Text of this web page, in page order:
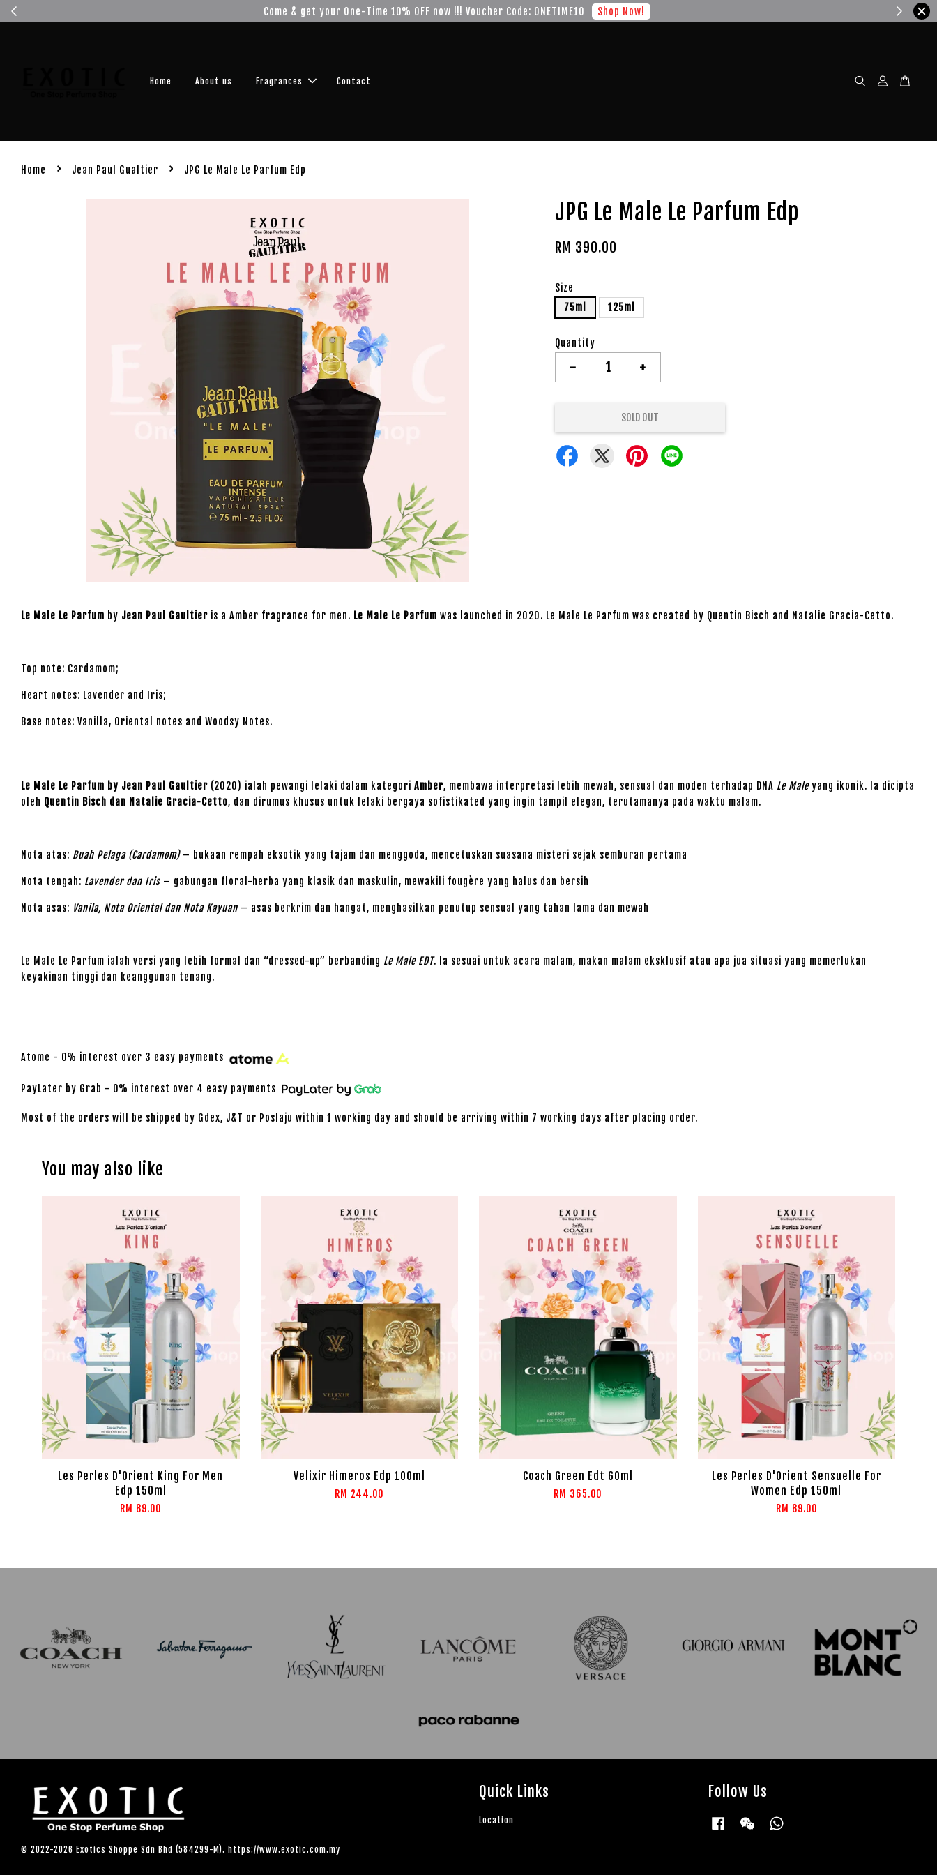
Come & get your One-Time 10% OFF now !!! Voucher Code: ONETIME10 Shop Now!
Home About us Fragrances Contact
Home › Jean Paul Gualtier › JPG Le Male Le Parfum Edp
JPG Le Male Le Parfum Edp
RM 390.00
Size
75ml
125ml
Quantity
- +
SOLD OUT
Le Male Le Parfum by Jean Paul Gaultier is a Amber fragrance for men. Le Male Le Parfum was launched in 2020. Le Male Le Parfum was created by Quentin Bisch and Natalie Gracia-Cetto.
Top note: Cardamom;
Heart notes: Lavender and Iris;
Base notes: Vanilla, Oriental notes and Woodsy Notes.
Le Male Le Parfum by Jean Paul Gaultier (2020) ialah pewangi lelaki dalam kategori Amber, membawa interpretasi lebih mewah, sensual dan moden terhadap DNA Le Maleyang ikonik. Ia dicipta
oleh Quentin Bisch dan Natalie Gracia-Cetto, dan dirumus khusus untuk lelaki bergaya sofistikated yang ingin tampil elegan, terutamanya pada waktu malam.
Nota atas: Buah Pelaga (Cardamom)– bukaan rempah eksotik yang tajam dan menggoda, mencetuskan suasana misteri sejak semburan pertama
Nota tengah: Lavender dan Iris – gabungan floral-herba yang klasik dan maskulin, mewakili fougère yang halus dan bersih
Nota asas: Vanila, Nota Oriental dan Nota Kayuan – asas berkrim dan hangat, menghasilkan penutup sensual yang tahan lama dan mewah
Le Male Le Parfum ialah versi yang lebih formal dan “dressed-up” berbanding Le Male EDT. Ia sesuai untuk acara malam, makan malam eksklusif atau apa jua situasi yang memerlukan
keyakinan tinggi dan keanggunan tenang.
Atome - 0% interest over 3 easy payments
PayLater by Grab - 0% interest over 4 easy payments
Most of the orders will be shipped by Gdex, J&T or Poslaju within 1 working day and should be arriving within 7 working days after placing order.
You may also like
Les Perles D'Orient King For Men
Edp 150ml
RM 89.00
Velixir Himeros Edp 100ml
RM 244.00
Coach Green Edt 60ml
RM 365.00
Les Perles D'Orient Sensuelle For
Women Edp 150ml
RM 89.00
© 2022-2026 Exotics Shoppe Sdn Bhd (584299-M). https://www.exotic.com.my
Quick Links
Location
Follow Us
Facebook Wechat